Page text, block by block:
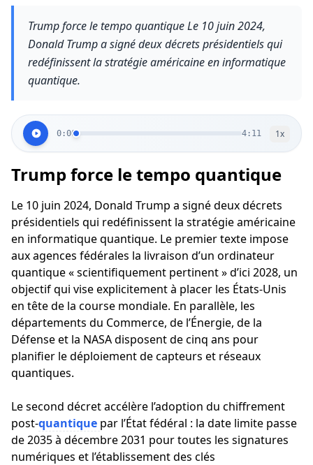
Trump force le tempo quantique Le 10 juin 2024,
Donald Trump a signé deux décrets présidentiels qui
redéfinissent la stratégie américaine en informatique
quantique.
0:00 4:11 1x
Trump force le tempo quantique
Le 10 juin 2024, Donald Trump a signé deux décrets
présidentiels qui redéfinissent la stratégie américaine
en informatique quantique. Le premier texte impose
aux agences fédérales la livraison d’un ordinateur
quantique « scientifiquement pertinent » d’ici 2028, un
objectif qui vise explicitement à placer les États-Unis
en tête de la course mondiale. En parallèle, les
départements du Commerce, de l’Énergie, de la
Défense et la NASA disposent de cinq ans pour
planifier le déploiement de capteurs et réseaux
quantiques.
Le second décret accélère l’adoption du chiffrement
post-quantique par l’État fédéral : la date limite passe
de 2035 à décembre 2031 pour toutes les signatures
numériques et l’établissement des clés